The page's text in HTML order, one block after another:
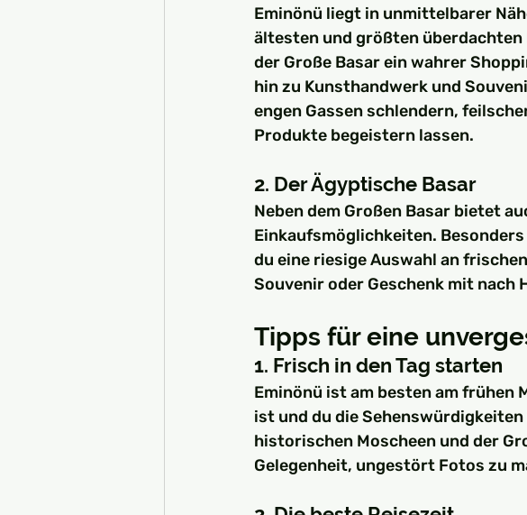
Eminönü liegt in unmittelbarer
ältesten und größten
der Große Basar ein wahrer
hin zu Kunsthandwerk und
engen Gassen schlendern,
Produkte begeistern lassen.
2. Der Ägyptische Basar
Neben dem Großen Basar bietet
Einkaufsmöglichkeiten.
du eine riesige Auswahl an
Souvenir oder Geschenk mit nach
Tipps für eine
1. Frisch in den Tag starten
Eminönü ist am besten am frühen
ist und du die
historischen Moscheen und der
Gelegenheit, ungestört Fotos zu